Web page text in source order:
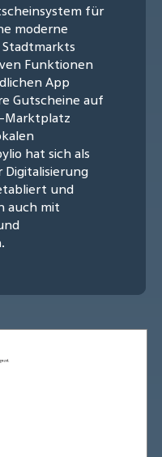
für
moderne
Funktionen
App
Gutscheine auf
Marktplatz
hat sich als
und
auch mit